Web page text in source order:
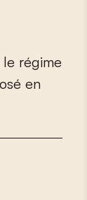
le régime
osé en